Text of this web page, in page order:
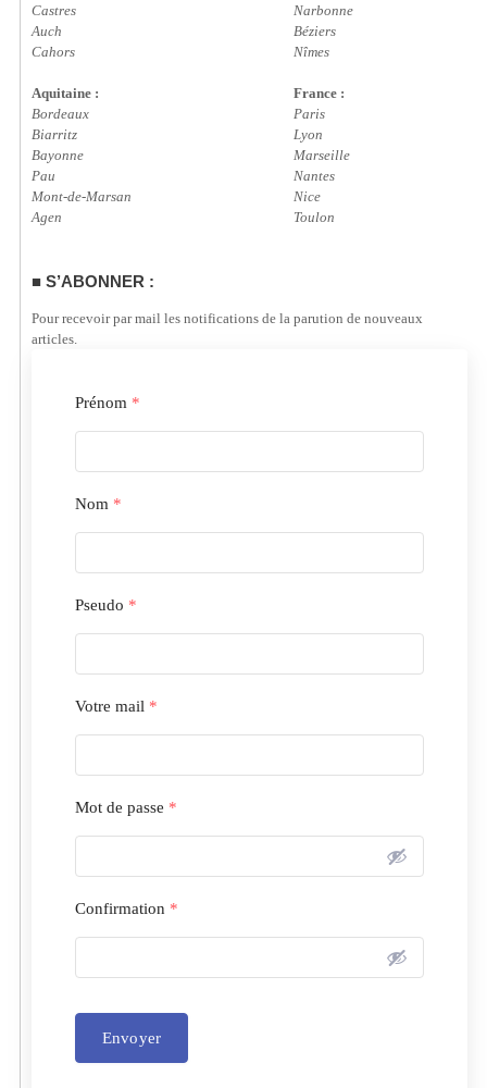
Castres
Auch
Cahors
Narbonne
Béziers
Nîmes
Aquitaine :
Bordeaux
Biarritz
Bayonne
Pau
Mont-de-Marsan
Agen
France :
Paris
Lyon
Marseille
Nantes
Nice
Toulon
S’ABONNER :
Pour recevoir par mail les notifications de la parution de nouveaux
articles.
Prénom *
Nom *
Pseudo *
Votre mail *
Mot de passe *
Confirmation *
Envoyer